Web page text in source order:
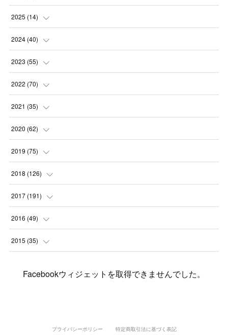
(1
2025 (14)
(10 )
(1
(1
(2
2024 (40)
(1
(1
(3
(2
(1)
(5)
(8)
2023 (55)
(2
(4
(3
(3
(8)
(6)
2022 (70)
(7
(11 )
(8
(1)
(3)
2021 (35)
(5
(7
(5)
(3)
(3)
2020 (62)
(6
(9)
(7)
(4
(6)
2019 (75)
(1)
(2)
(6
(7
(15)
2018 (126)
(6)
(12 )
(7
2017 (191)
(12 )
(11 )
2016 (49)
(2
2015 (35)
Facebookウィジェットを取得できませんでした。
プライバシーポリシー 特定商取引法に基づく表記